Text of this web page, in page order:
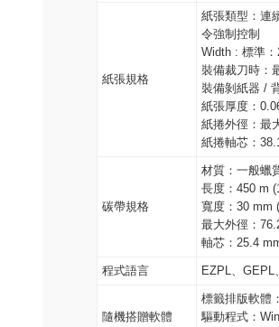
紙張規格
紙張類型：連
令強制控制
Width : 標準：
裝備裁刀時：
裝備剝紙器 /
紙張厚度：
紙捲外徑：最
紙捲軸芯：
碳帶規格
材質：一般蠟
長度：450 m
寬度：30 mm
最大外徑：
軸芯：25.4
程式語言 EZPL、GEPL
隨機搭贈軟體
標籤排版軟體
驅動程式：